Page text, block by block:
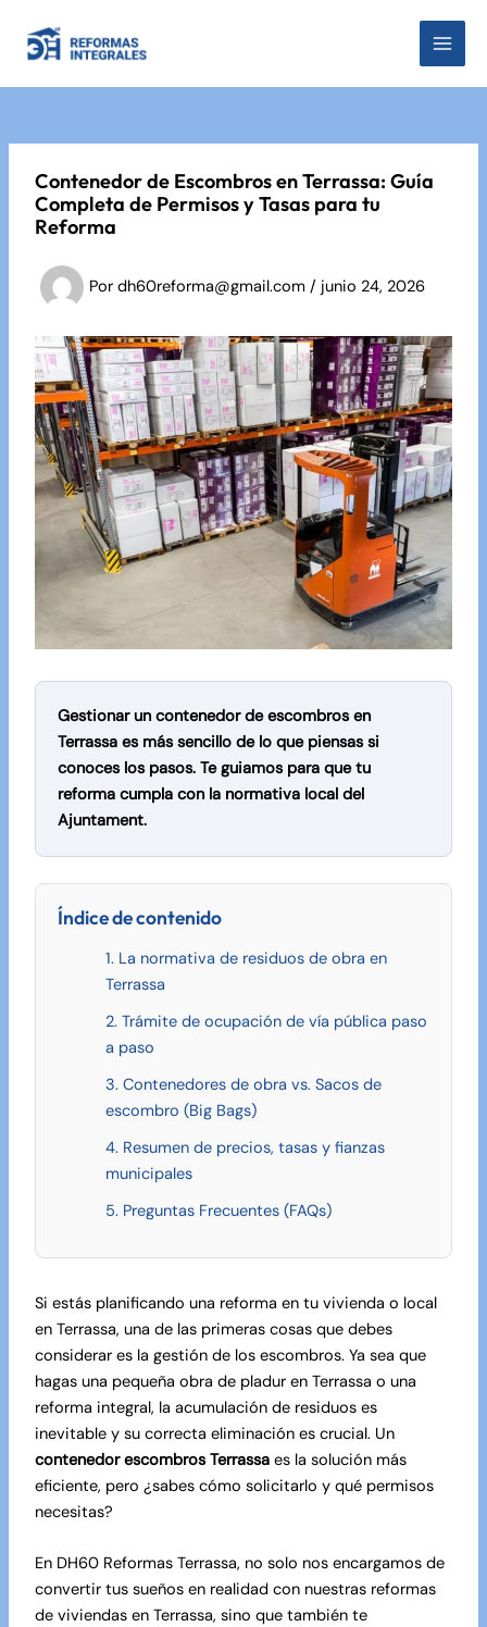
contenido
Contenedor de Escombros en Terrassa: Guía
Completa de Permisos y Tasas para tu
Reforma
Por dh60reforma@gmail.com / junio 24, 2026
Gestionar un contenedor de escombros en
Terrassa es más sencillo de lo que piensas si
conoces los pasos. Te guiamos para que tu
reforma cumpla con la normativa local del
Ajuntament.
Índice de contenido
1. La normativa de residuos de obra en
Terrassa
2. Trámite de ocupación de vía pública paso
a paso
3. Contenedores de obra vs. Sacos de
escombro (Big Bags)
4. Resumen de precios, tasas y fianzas
municipales
5. Preguntas Frecuentes (FAQs)
Si estás planificando una reforma en tu vivienda o local
en Terrassa, una de las primeras cosas que debes
considerar es la gestión de los escombros. Ya sea que
hagas una pequeña obra de pladur en Terrassa o una
reforma integral, la acumulación de residuos es
inevitable y su correcta eliminación es crucial. Un
contenedor escombros Terrassaes la solución más
eficiente, pero ¿sabes cómo solicitarlo y qué permisos
necesitas?
En DH60 Reformas Terrassa, no solo nos encargamos de
convertir tus sueños en realidad con nuestras reformas
de viviendas en Terrassa, sino que también te